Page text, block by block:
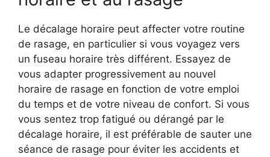
Le décalage horaire peut affecter votre routine
de rasage, en particulier si vous voyagez vers
un fuseau horaire très différent. Essayez de
vous adapter progressivement au nouvel
horaire de rasage en fonction de votre emploi
du temps et de votre niveau de confort. Si vous
vous sentez trop fatigué ou dérangé par le
décalage horaire, il est préférable de sauter une
séance de rasage pour éviter les accidents et